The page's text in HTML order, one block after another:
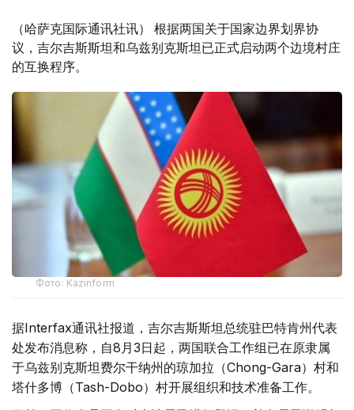
（哈萨克国际通讯社讯） 根据两国关于国家边界划界协
议，吉尔吉斯斯坦和乌兹别克斯坦已正式启动两个边境村庄
的互换程序。
Фото: Kazinform
据Interfax通讯社报道，吉尔吉斯斯坦总统驻巴特肯州代表
处发布消息称，自8月3日起，两国联合工作组已在原隶属
于乌兹别克斯坦费尔干纳州的琼加拉（Chong-Gara）村和
塔什多博（Tash-Dobo）村开展组织和技术准备工作。